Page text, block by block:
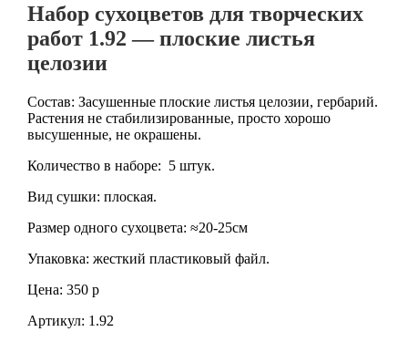
Набор сухоцветов для творческих
работ 1.92 — плоские листья
целозии
Состав: Засушенные плоские листья целозии, гербарий.
Растения не стабилизированные, просто хорошо
высушенные, не окрашены.
Количество в наборе: 5 штук.
Вид сушки: плоская.
Размер одного сухоцвета: ≈20-25см
Упаковка: жесткий пластиковый файл.
Цена: 350 р
Артикул: 1.92